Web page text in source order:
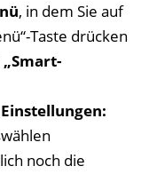
, in dem Sie auf
Taste drücken
„Smart-
noch die